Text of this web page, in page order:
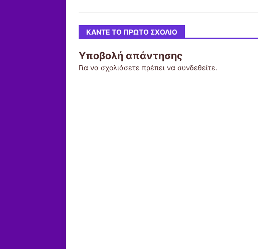
ΚΆΝΤΕ ΤΟ ΠΡΏΤΟ ΣΧΌΛΙΟ
Υποβολή απάντησης
Για να σχολιάσετε πρέπει να συνδεθείτε.